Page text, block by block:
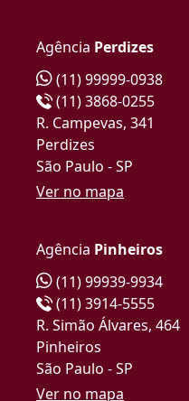
Agência Perdizes
(11) 99999-0938
(11) 3868-0255
R. Campevas, 341
Perdizes
São Paulo - SP
Ver no mapa
Agência Pinheiros
(11) 99939-9934
(11) 3914-5555
R. Simão Álvares, 464
Pinheiros
São Paulo - SP
Ver no mapa